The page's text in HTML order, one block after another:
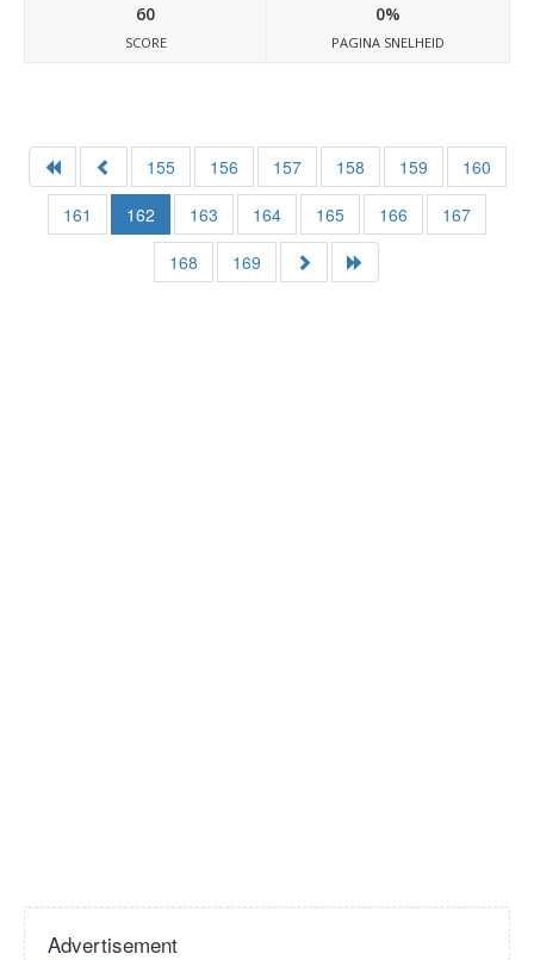
60
SCORE
0%
PAGINA SNELHEID
155 156 157 158 159
160
161
162 163 164 165 166
167
168
169
Advertisement